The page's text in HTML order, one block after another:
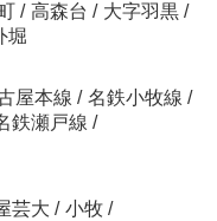
/ 高森台 / 大字羽黒 /
堀
屋本線 / 名鉄小牧線 /
鉄瀬戸線 /
芸大 / 小牧 /